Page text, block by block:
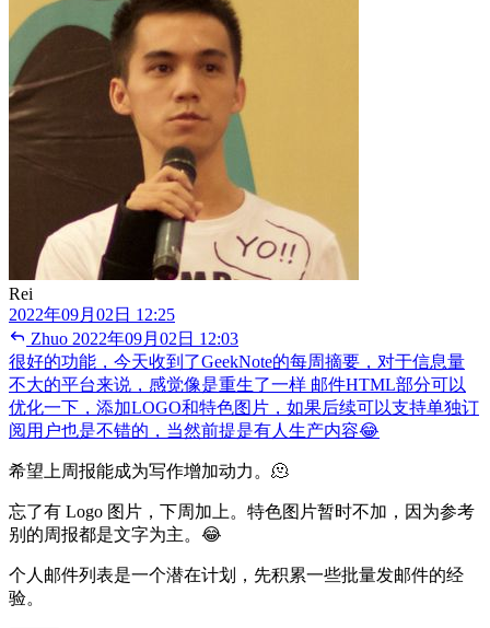
Rei
2022年09月02日 12:25
Zhuo 2022年09月02日 12:03
很好的功能，今天收到了GeekNote的每周摘要，对于信息量
不大的平台来说，感觉像是重生了一样 邮件HTML部分可以
优化一下，添加LOGO和特色图片，如果后续可以支持单独订
阅用户也是不错的，当然前提是有人生产内容😂
希望上周报能成为写作增加动力。🫠
忘了有 Logo 图片，下周加上。特色图片暂时不加，因为参考
别的周报都是文字为主。😂
个人邮件列表是一个潜在计划，先积累一些批量发邮件的经
验。